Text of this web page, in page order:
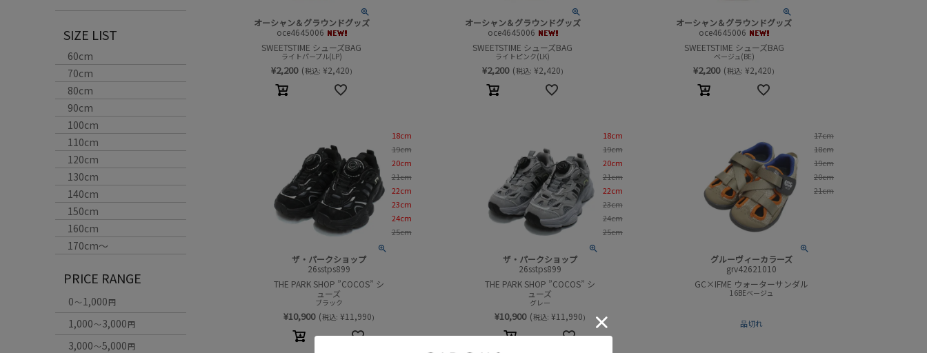
SIZE LIST
60cm
70cm
80cm
90cm
100cm
110cm
120cm
130cm
140cm
150cm
160cm
170cm〜
PRICE RANGE
0～1,000円
1,000～3,000円
3,000～5,000円
オーシャン＆グラウンドグッズ
oce4645006
SWEETSTIME シューズBAG
ライトパープル(LP)
¥2,200 (税込: ¥2,420)
オーシャン＆グラウンドグッズ
oce4645006
SWEETSTIME シューズBAG
ライトピンク(LK)
¥2,200 (税込: ¥2,420)
オーシャン＆グラウンドグッズ
oce4645006
SWEETSTIME シューズBAG
ベージュ(BE)
¥2,200 (税込: ¥2,420)
ザ・パークショップ
26sstps899
THE PARK SHOP ”COCOS” シ
ューズ
ブラック
¥10,900 (税込: ¥11,990)
18cm
19cm
20cm
21cm
22cm
23cm
24cm
25cm
ザ・パークショップ
26sstps899
THE PARK SHOP ”COCOS” シ
ューズ
グレー
¥10,900 (税込: ¥11,990)
18cm
19cm
20cm
21cm
22cm
23cm
24cm
25cm
グルーヴィーカラーズ
grv42621010
GC×IFME ウォーターサンダル
16BEベージュ
品切れ
17cm
18cm
19cm
20cm
21cm